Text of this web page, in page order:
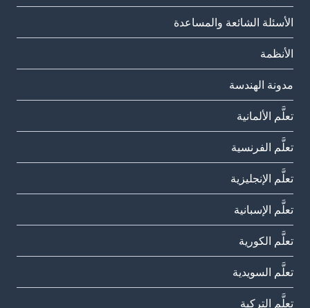
الأسئلة الشائعة والمساعدة
الأنظمة
مدونة الهندسة
تعلَّم الألمانية
تعلَّم الفرنسية
تعلَّم الإنجليزية
تعلَّم الإسبانية
تعلَّم الكورية
تعلَّم السويدية
تعلَّم التركية